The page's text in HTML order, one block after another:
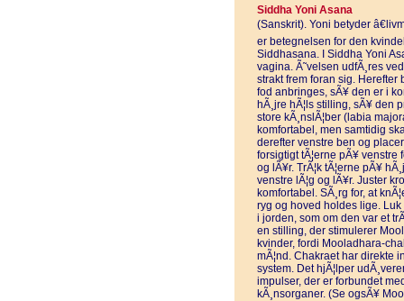
Siddha Yoni Asana
(Sanskrit). Yoni betyder
er betegnelsen for den
Siddhasana. I Siddha Yoni
vagina. Ã˜velsen udfÃ¸res
strakt frem foran sig. Herefter
fod anbringes, sÃ¥ den er i
hÃ¸jre hÃ¦ls stilling, sÃ¥ den
store kÃ¸nslÃ¦ber (labia
komfortabel, men samtidig
derefter venstre ben og
forsigtigt tÃ¦erne pÃ¥ venstre
og lÃ¥r. TrÃ¦k tÃ¦erne pÃ¥
venstre lÃ¦g og lÃ¥r. Juster
komfortabel. SÃ¸rg for, at
ryg og hoved holdes lige.
i jorden, som om den var et
en stilling, der stimulerer
kvinder, fordi Mooladhara-
mÃ¦nd. Chakraet har direkte
system. Det hjÃ¦lper
impulser, der er forbundet
kÃ¸nsorganer. (Se ogsÃ¥